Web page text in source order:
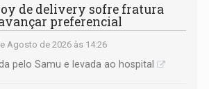
de delivery sofre fratura
preferencial
Agosto de 2026 às 14:26
pelo Samu e levada ao hospital